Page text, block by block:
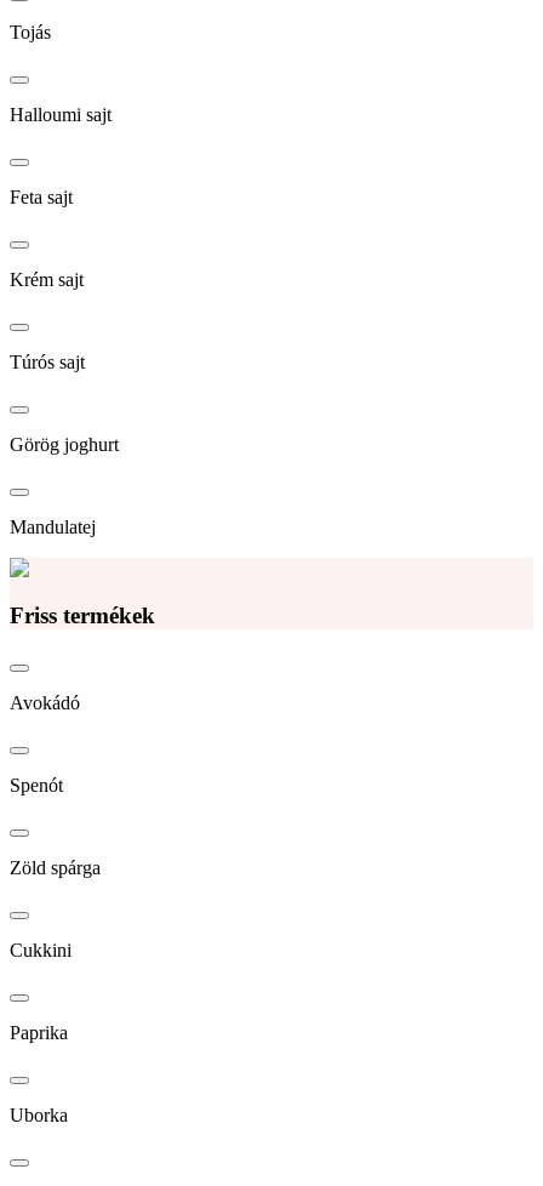
Tojás
Halloumi sajt
Feta sajt
Krém sajt
Túrós sajt
Görög joghurt
Mandulatej
Friss termékek
Avokádó
Spenót
Zöld spárga
Cukkini
Paprika
Uborka